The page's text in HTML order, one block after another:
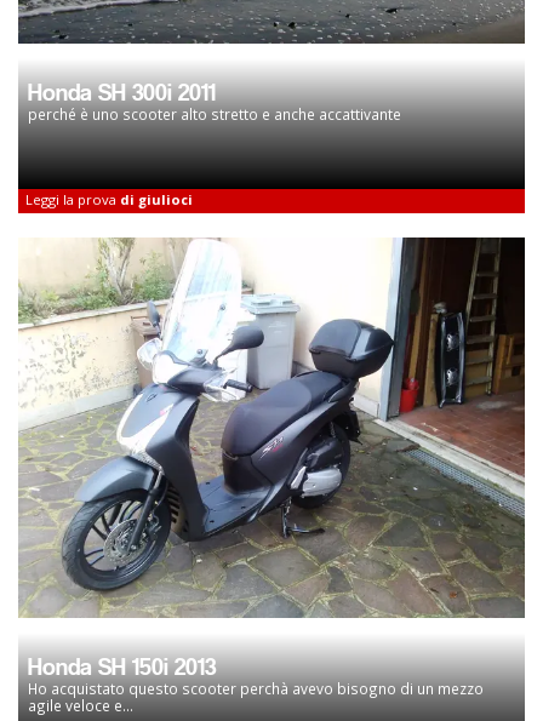
Honda SH 300i 2011
perché è uno scooter alto stretto e anche accattivante
Leggi la prova di giulioci
Honda SH 150i 2013
Ho acquistato questo scooter perchà avevo bisogno di un mezzo
agile veloce e...